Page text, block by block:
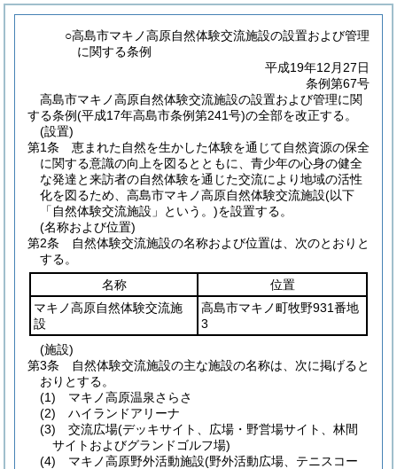
○高島市マキノ高原自然体験交流施設の設置および管理
に関する条例
平成19年12月27日
条例第67号
高島市マキノ高原自然体験交流施設の設置および管理に関
する条例(平成17年高島市条例第241号)の全部を改正する。
(設置)
第1条
恵まれた自然を生かした体験を通じて自然資源の保全
に関する意識の向上を図るとともに、青少年の心身の健全
な発達と来訪者の自然体験を通じた交流により地域の活性
化を図るため、高島市マキノ高原自然体験交流施設(以下
「自然体験交流施設」という。)を設置する。
(名称および位置)
第2条
自然体験交流施設の名称および位置は、次のとおりと
する。
名称
位置
マキノ高原自然体験交流施
設
高島市マキノ町牧野931番地
3
(施設)
第3条
自然体験交流施設の主な施設の名称は、次に掲げると
おりとする。
(1)
マキノ高原温泉さらさ
(2)
ハイランドアリーナ
(3)
交流広場(デッキサイト、広場・野営場サイト、林間
サイトおよびグランドゴルフ場)
(4)
マキノ高原野外活動施設(野外活動広場、テニスコー